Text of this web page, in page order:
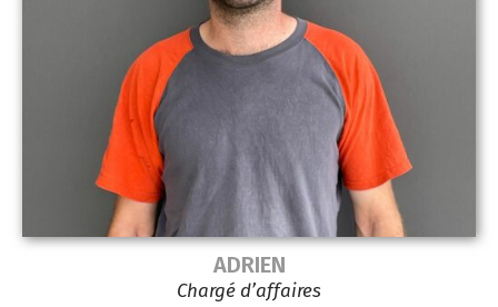
ADRIEN
Chargé d’affaires